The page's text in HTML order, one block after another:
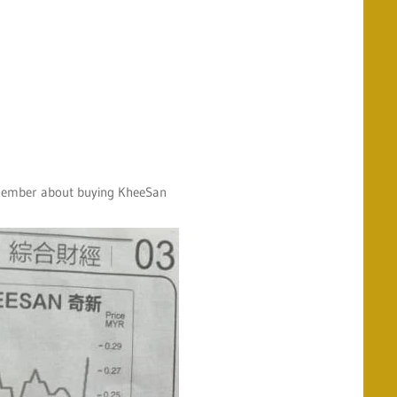
about buying KheeSan